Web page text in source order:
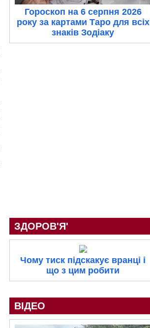
Гороскоп на 6 серпня 2026
року за картами Таро для всіх
знаків Зодіаку
ЗДОРОВ'Я'
Чому тиск підскакує вранці і
що з цим робити
ВІДЕО